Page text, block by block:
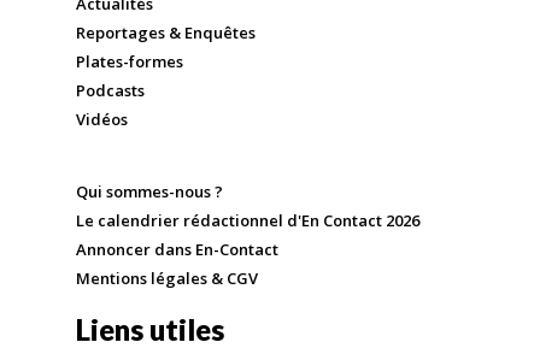
Reportages & Enquêtes
Plates-formes
Podcasts
Vidéos
Qui sommes-nous ?
Le calendrier rédactionnel d'En Contact 2026
Annoncer dans En-Contact
Mentions légales & CGV
Liens utiles